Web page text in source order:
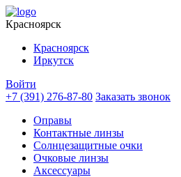
Красноярск
Красноярск
Иркутск
Войти
+7 (391) 276-87-80 Заказать звонок
Оправы
Контактные линзы
Солнцезащитные очки
Очковые линзы
Аксессуары